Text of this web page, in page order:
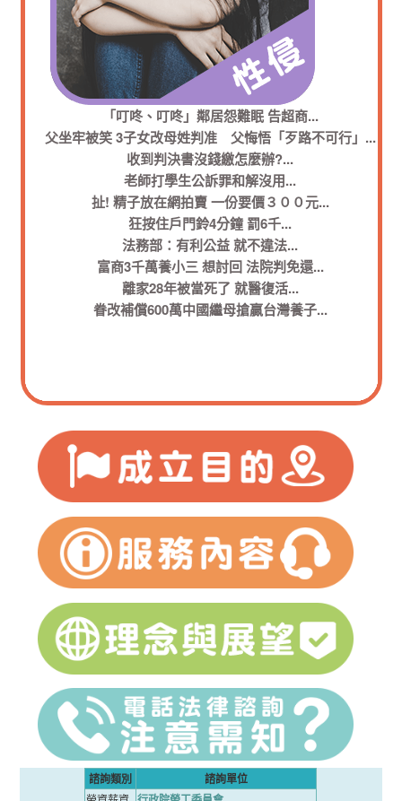
又見情殺 家暴法救不了愛人...
不准辦助學貸款 女告母停止親權...
父母搶小孩 司法制度多漏洞...
告女不孝霸屋老母求生存勝訴...
妻偷生金髮娃 夫與情夫搶要...
尚未離婚 私帶小孩離家 恐觸犯刑責...
狠心父虐女成植物人 母在旁邊看...
家暴保護令 效期延長至2年...
探視屢遭刁難 聲請監護權改定...
眷改補償600萬中國繼母搶贏台灣養子...
「夫鼾聲超大」訴離 妻敗訴...
多元家庭民團推伴侶法草案...
男女平權 訂結婚年齡將修法...
妻在洞房夜癲癇發作，夫悔婚不准...
恩愛19年 「表兄妹」情盡離婚...
悔簽愛妻承諾 名醫判賠千萬...
富商休妻控太懶 法院判准離婚...
疑夫不倫離家出走 夫訴請覆行同居判准...
精神虐待 可訴請離婚...
臉書填「單身」 夫妻打架判離婚...
Model色誘攝影師 要房不成怒告性侵
金髮正妹越洋寄信作證無性侵
逼外勞賣淫還加以性侵
傷孫女下體只為爭監護權?
人權團體對特教學生性侵案懲處表示不滿
性別問題? 性侵傳統迷思
性侵76歲老太太只因被抱怨太吵
弱智婦女遭性侵綁樹
見網友遭灌醉性侵
逼迫女兒賣淫只為買毒品
男大生猥褻少年強行替口交
美髮師猥褻未成年少年遭判刑
未滿18性侵案女性加害人成長
國中家長買廣告公布霸凌學生姓名
網路聊天室之狼居然是少校軍官!
引誘未成年飲酒的HelloKitty水果酒?
網路兒少色情 不同國家見解不同?
青少年臉書自組聯盟不靠幫派
國內兒少制度缺乏遠見
「叮咚、叮咚」鄰居怨難眠 告超商...
父坐牢被笑 3子女改母姓判准 父悔悟「歹路不可行」...
收到判決書沒錢繳怎麼辦?...
老師打學生公訴罪和解沒用...
扯! 精子放在網拍賣 一份要價３００元...
狂按住戶門鈴4分鐘 罰6千...
法務部：有利公益 就不違法...
富商3千萬養小三 想討回 法院判免還...
離家28年被當死了 就醫復活...
眷改補償600萬中國繼母搶贏台灣養子...
諮詢類別 諮詢單位